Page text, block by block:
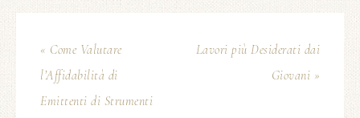
« Come Valutare
l’Affidabilità di
Emittenti di Strumenti
Lavori più Desiderati dai
Giovani »